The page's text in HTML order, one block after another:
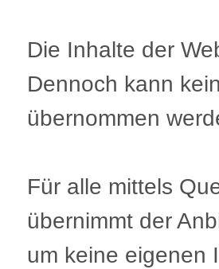
Die Inhalte der
Dennoch kann
übernommen
Für alle mittels
übernimmt der
um keine eigenen